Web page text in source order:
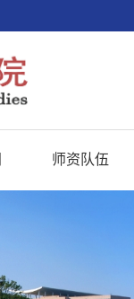
师资队伍